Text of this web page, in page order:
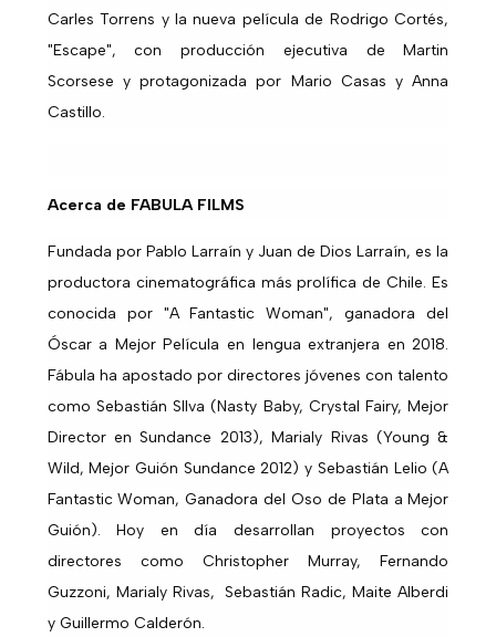
Carles Torrens y la nueva película de Rodrigo Cortés,
"Escape", con producción ejecutiva de Martin
Scorsese y protagonizada por Mario Casas y Anna
Castillo.
Acerca de FABULA FILMS
Fundada por Pablo Larraín y Juan de Dios Larraín, es la
productora cinematográfica más prolífica de Chile. Es
conocida por "A Fantastic Woman", ganadora del
Óscar a Mejor Película en lengua extranjera en 2018.
Fábula ha apostado por directores jóvenes con talento
como Sebastián SIlva (Nasty Baby, Crystal Fairy, Mejor
Director en Sundance 2013), Marialy Rivas (Young &
Wild, Mejor Guión Sundance 2012) y Sebastián Lelio (A
Fantastic Woman, Ganadora del Oso de Plata a Mejor
Guión). Hoy en día desarrollan proyectos con
directores como Christopher Murray, Fernando
Guzzoni, Marialy Rivas, Sebastián Radic, Maite Alberdi
y Guillermo Calderón.